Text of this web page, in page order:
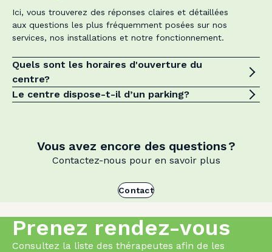
Ici, vous trouverez des réponses claires et détaillées
aux questions les plus fréquemment posées sur nos
services, nos installations et notre fonctionnement.
Quels sont les horaires d'ouverture du
centre?
Le centre dispose-t-il d’un parking?
Vous avez encore des questions ?
Contactez-nous pour en savoir plus
Contact
Prenez rendez-vous
Consultez la liste des thérapeutes afin de les